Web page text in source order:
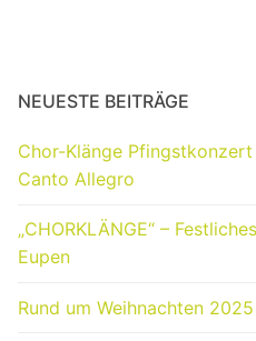
NEUESTE BEITRÄGE
Chor-Klänge
Canto Allegro
„CHORKLÄNGE“ –
Eupen
Rund um Weihnachten 2025